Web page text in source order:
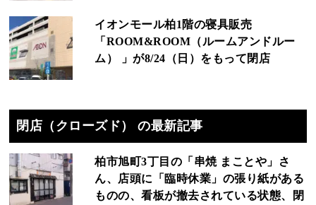
イオンモール柏1階の寝具販売
「ROOM&ROOM（ルームアンドルー
ム） 」が8/24（日）をもって閉店
閉店（クローズド） の最新記事
柏市旭町3丁目の「串焼 まことや」さ
ん、店頭に「臨時休業」の張り紙がある
ものの、看板が撤去されている状態、閉